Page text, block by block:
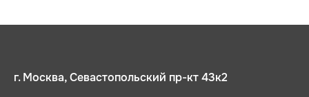
г. Москва, Севастопольский пр-кт 43к2